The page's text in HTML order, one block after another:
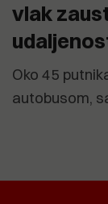
vlak
Oko 45
autobusom,